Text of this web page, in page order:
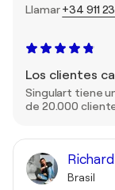
Llamar+34 911
Los clientes
Singulart tiene
de 20.000
Brasil